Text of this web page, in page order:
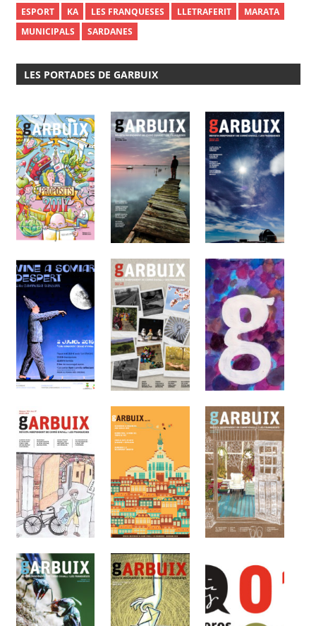
ESPORT
KA LES FRANQUESES LLETRAFERIT
MARATA
MUNICIPALS
SARDANES
LES PORTADES DE GARBUIX